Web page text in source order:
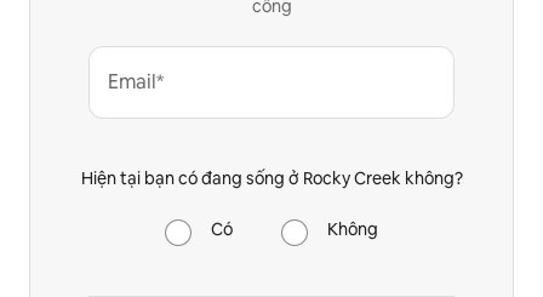
công
Email*
Hiện tại bạn có đang sống ở Rocky Creek không?
Có Không